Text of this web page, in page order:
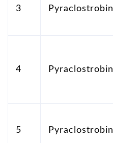
3 Pyraclostrobin
4 Pyraclostrobin
5 Pyraclostrobin